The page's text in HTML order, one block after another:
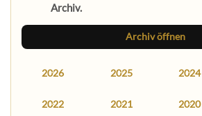
Archiv.
Archiv öffnen
2026 2025 2024
2022 2021 2020